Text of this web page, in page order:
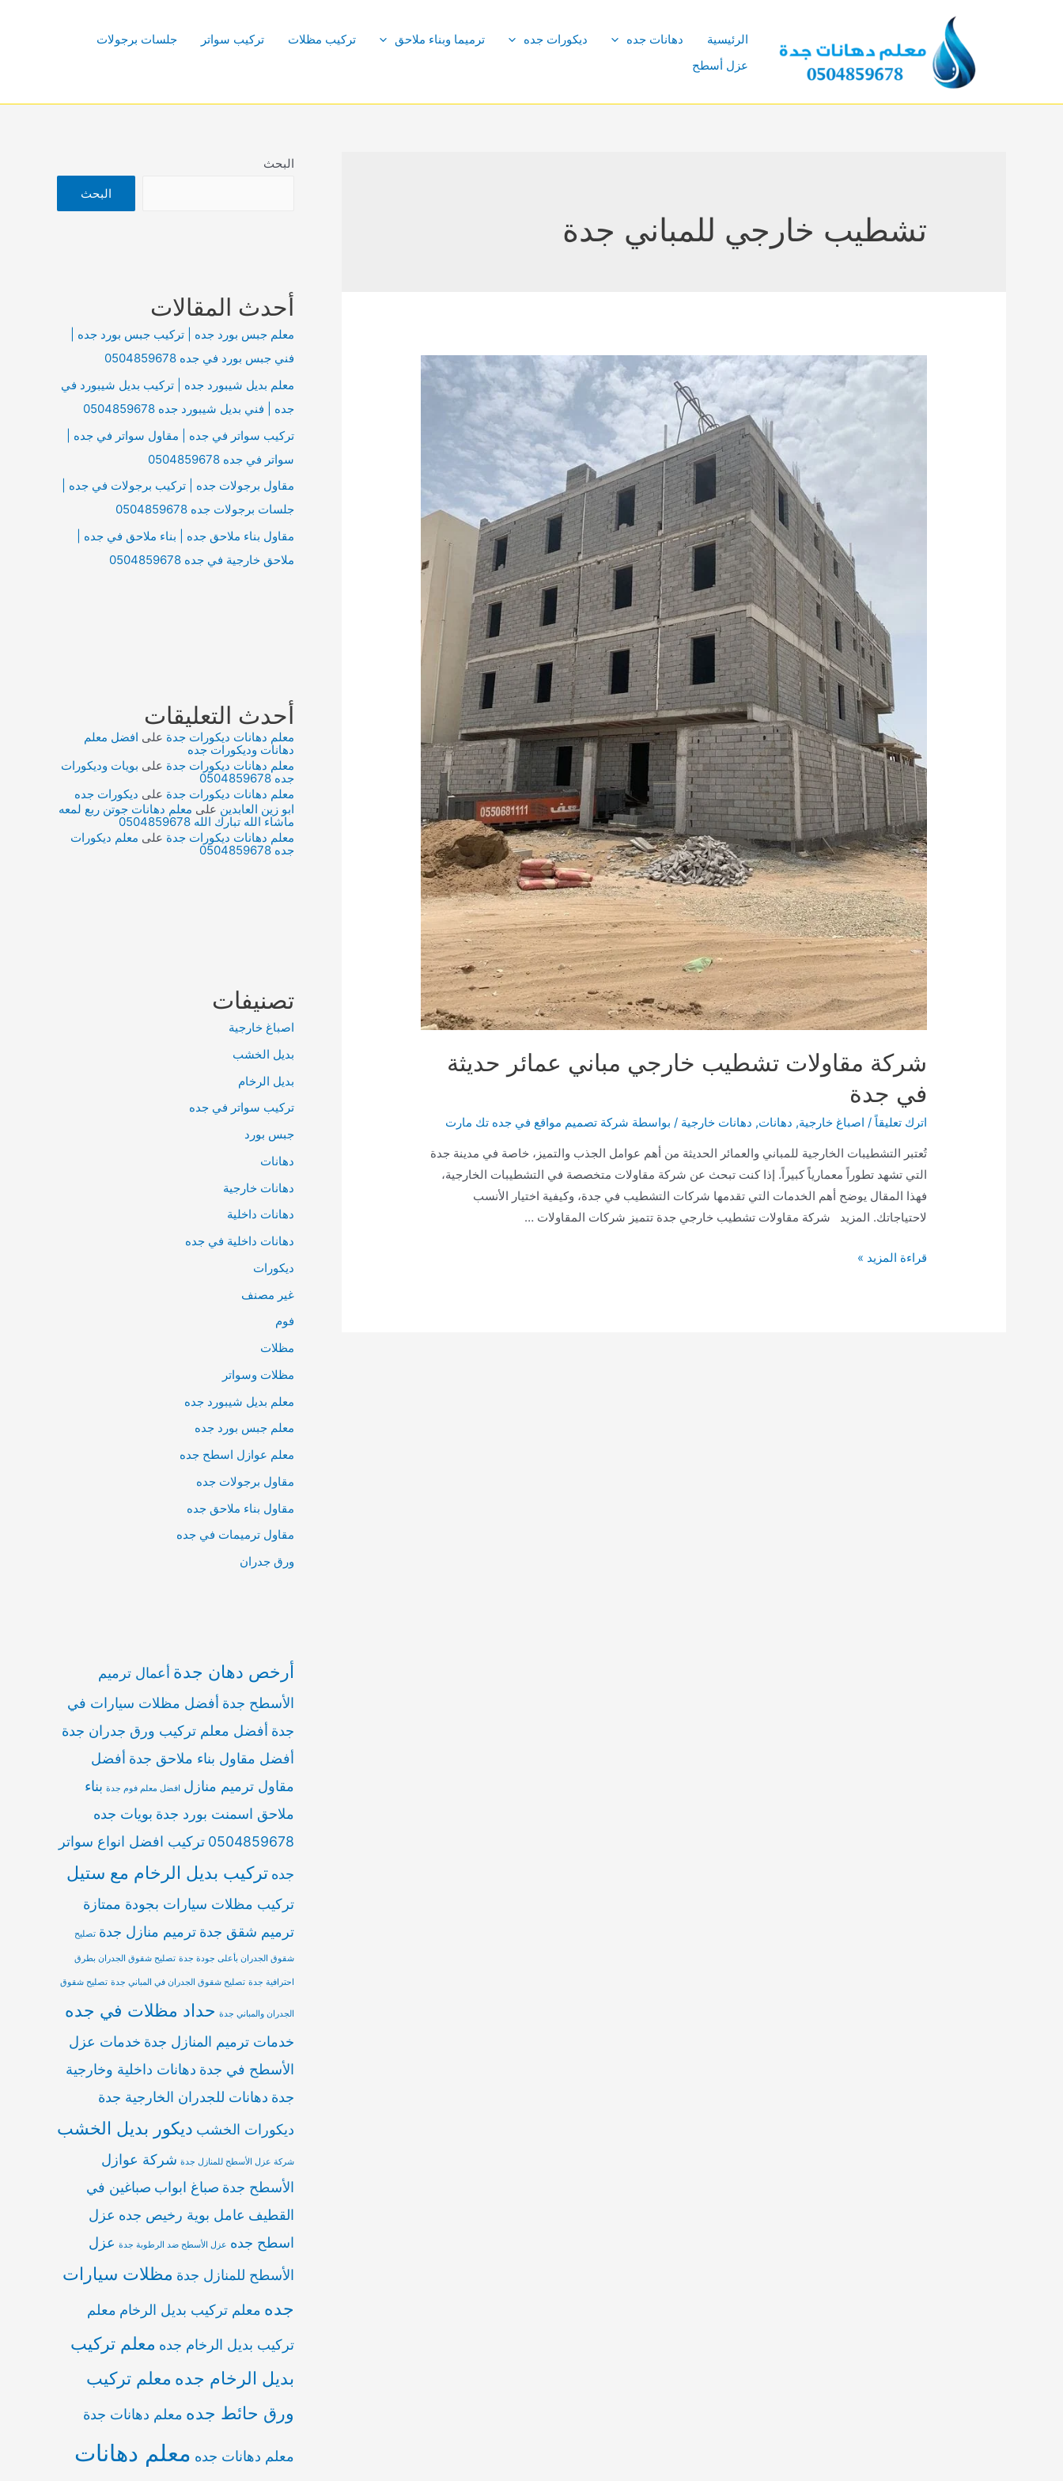
الرئيسية دهانات جده ديكورات جده ترميما وبناء ملاحق تركيب مظلات تركيب سواتر
جلسات برجولات
عزل أسطح
تشطيب خارجي للمباني جدة
شركة مقاولات تشطيب خارجي مباني عمائر حديثة
في جدة
اترك تعليقاً / اصباغ خارجية, دهانات, دهانات خارجية / بواسطة شركة تصميم مواقع في جده تك مارت
تُعتبر التشطيبات الخارجية للمباني والعمائر الحديثة من أهم عوامل الجذب والتميز، خاصة في مدينة جدة
التي تشهد تطوراً معمارياً كبيراً. إذا كنت تبحث عن شركة مقاولات متخصصة في التشطيبات الخارجية،
فهذا المقال يوضح أهم الخدمات التي تقدمها شركات التشطيب في جدة، وكيفية اختيار الأنسب
لاحتياجاتك. المزيد شركة مقاولات تشطيب خارجي جدة تتميز شركات المقاولات …
شركة
قراءة المزيد »
البحث
البحث
أحدث المقالات
معلم جبس بورد جده | تركيب جبس بورد جده |
فني جبس بورد في جده 0504859678
معلم بديل شيبورد جده | تركيب بديل شيبورد في
جده | فني بديل شيبورد جده 0504859678
تركيب سواتر في جده | مقاول سواتر في جده |
سواتر في جده 0504859678
مقاول برجولات جده | تركيب برجولات في جده |
جلسات برجولات جده 0504859678
مقاول بناء ملاحق جده | بناء ملاحق في جده |
ملاحق خارجية في جده 0504859678
أحدث التعليقات
معلم دهانات ديكورات جدة على افضل معلم
دهانات وديكورات جده
معلم دهانات ديكورات جدة على بويات وديكورات
جده 0504859678
معلم دهانات ديكورات جدة على ديكورات جده
ابو زين العابدين على معلم دهانات جوتن ربع لمعه
ماشاء الله تبارك الله 0504859678
معلم دهانات ديكورات جدة على معلم ديكورات
جده 0504859678
تصنيفات
اصباغ خارجية
بديل الخشب
بديل الرخام
تركيب سواتر في جده
جبس بورد
دهانات
دهانات خارجية
دهانات داخلية
دهانات داخلية في جده
ديكورات
غير مصنف
فوم
مظلات
مظلات وسواتر
معلم بديل شيبورد جده
معلم جبس بورد جده
معلم عوازل اسطح جده
مقاول برجولات جده
مقاول بناء ملاحق جده
مقاول ترميمات في جده
ورق جدران
أرخص دهان جدة أعمال ترميم
الأسطح جدة أفضل مظلات سيارات في
جدة أفضل معلم تركيب ورق جدران جدة
أفضل مقاول بناء ملاحق جدة أفضل
مقاول ترميم منازل افضل معلم فوم جدة بناء
ملاحق اسمنت بورد جدة بويات جده
0504859678 تركيب افضل انواع سواتر
جده تركيب بديل الرخام مع ستيل
تركيب مظلات سيارات بجودة ممتازة
ترميم شقق جدة ترميم منازل جدة تصليح
شقوق الجدران بأعلى جودة جدة تصليح شقوق الجدران بطرق
احترافية جدة تصليح شقوق الجدران في المباني جدة تصليح شقوق
الجدران والمباني جدة حداد مظلات في جده
خدمات ترميم المنازل جدة خدمات عزل
الأسطح في جدة دهانات داخلية وخارجية
جدة دهانات للجدران الخارجية جدة
ديكورات الخشب ديكور بديل الخشب
شركة عزل الأسطح للمنازل جدة شركة عوازل
الأسطح جدة صباغ ابواب صباغين في
القطيف عامل بوية رخيص جده عزل
اسطح جده عزل الأسطح ضد الرطوبة جدة عزل
الأسطح للمنازل جدة مظلات سيارات
جده معلم تركيب بديل الرخام معلم
تركيب بديل الرخام جده معلم تركيب
بديل الرخام جده معلم تركيب
ورق حائط جده معلم دهانات جدة
معلم دهانات جده معلم دهانات